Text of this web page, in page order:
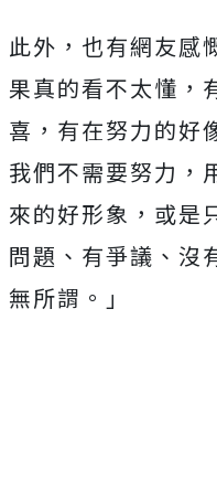
此外，也有網友感
果真的看不太懂，
喜，有在努力的好
我們不需要努力，
來的好形象，或是
問題、有爭議、沒
無所謂。」